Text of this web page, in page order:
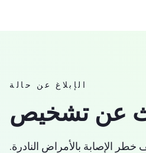
الإبلاغ عن حالة
عن تشخيص
خطر الإصابة بالأمراض النادرة.